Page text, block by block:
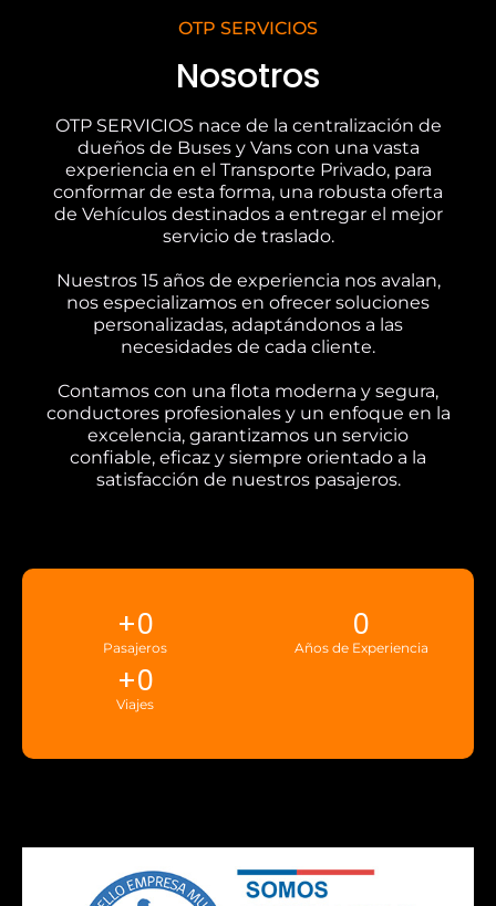
OTP SERVICIOS
Nosotros
OTP SERVICIOS nace de la centralización de
dueños de Buses y Vans con una vasta
experiencia en el Transporte Privado, para
conformar de esta forma, una robusta oferta
de Vehículos destinados a entregar el mejor
servicio de traslado.
Nuestros 15 años de experiencia nos avalan,
nos especializamos en ofrecer soluciones
personalizadas, adaptándonos a las
necesidades de cada cliente.
Contamos con una flota moderna y segura,
conductores profesionales y un enfoque en la
excelencia, garantizamos un servicio
confiable, eficaz y siempre orientado a la
satisfacción de nuestros pasajeros.
Pasajeros
+0
Años de Experiencia
0
Viajes
+0